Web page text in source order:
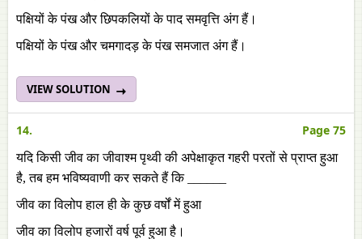
पक्षियों के पंख और छिपकलियों के पाद समवृत्ति अंग हैं।
पक्षियों के पंख और चमगादड़ के पंख समजात अंग हैं।
VIEW SOLUTION
14. Page 75
यदि किसी जीव का जीवाश्म पृथ्वी की अपेक्षाकृत गहरी परतों से प्राप्त हुआ
है, तब हम भविष्यवाणी कर सकते हैं कि ______
जीव का विलोप हाल ही के कुछ वर्षों में हुआ
जीव का विलोप हजारों वर्ष पूर्व हुआ है।